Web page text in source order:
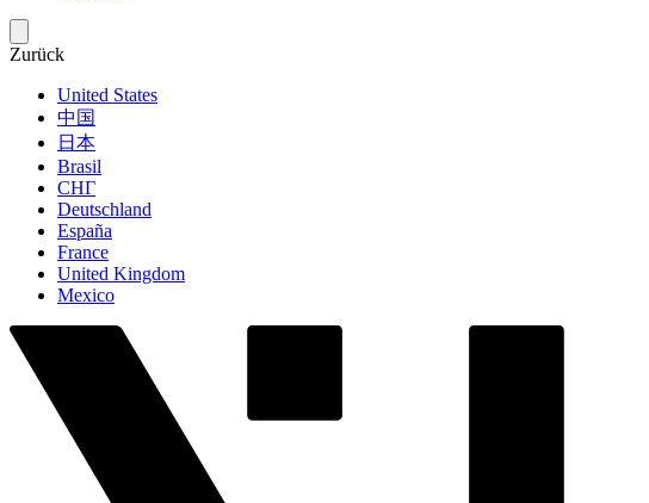
Zurück
United States
中国
日本
Brasil
СНГ
Deutschland
España
France
United Kingdom
Mexico